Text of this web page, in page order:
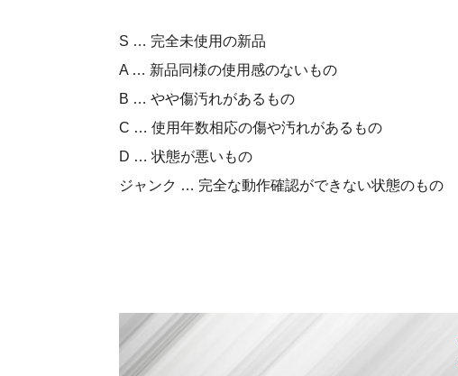
S … 完全未使用の新品
A … 新品同様の使用感のないもの
B … やや傷汚れがあるもの
C … 使用年数相応の傷や汚れがあるもの
D … 状態が悪いもの
ジャンク … 完全な動作確認ができない状態のもの